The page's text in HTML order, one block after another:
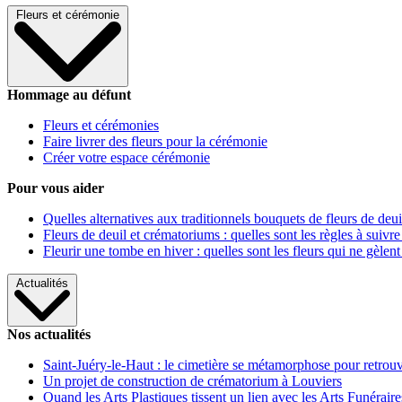
Fleurs et cérémonie
Hommage au défunt
Fleurs et cérémonies
Faire livrer des fleurs pour la cérémonie
Créer votre espace cérémonie
Pour vous aider
Quelles alternatives aux traditionnels bouquets de fleurs de
Fleurs de deuil et crématoriums : quelles sont les règles à
Fleurir une tombe en hiver : quelles sont les fleurs qui ne gèlent
Actualités
Nos actualités
Saint-Juéry-le-Haut : le cimetière se métamorphose pour
Un projet de construction de crématorium à Louviers
Quand les Arts Plastiques tissent un lien avec les Arts